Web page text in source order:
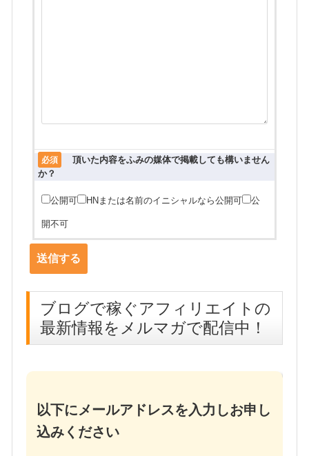
必須
頂いた内容をふみの媒体で掲載しても構いません
か？
公開可 HNまたは名前のイニシャルなら公開可 公
開不可
ブログで稼ぐアフィリエイトの
最新情報をメルマガで配信中！
以下にメールアドレスを入力しお申し
込みください